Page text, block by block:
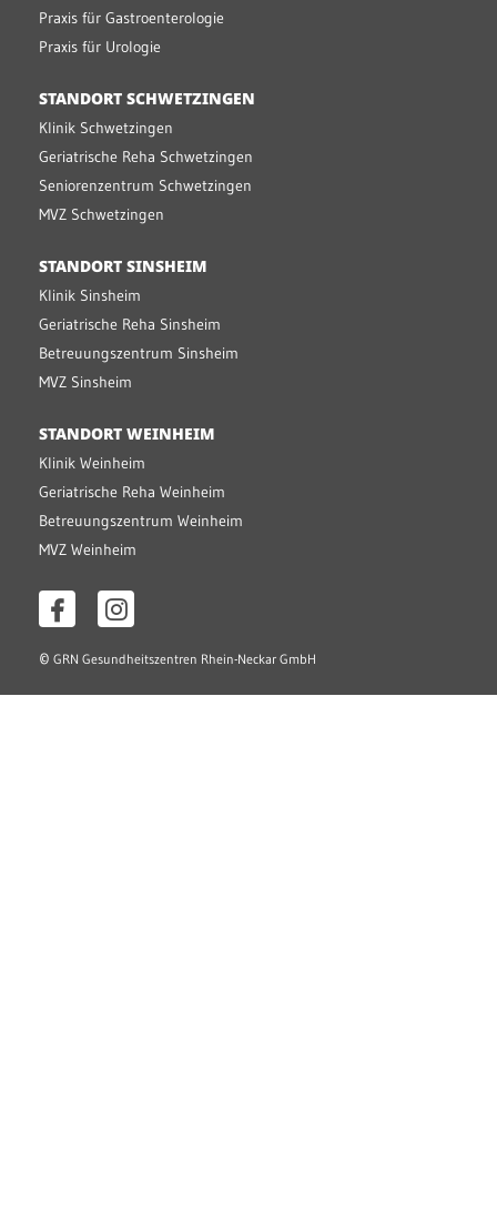
Praxis für Gastroenterologie
Praxis für Urologie
STANDORT SCHWETZINGEN
Klinik Schwetzingen
Geriatrische Reha Schwetzingen
Seniorenzentrum Schwetzingen
MVZ Schwetzingen
STANDORT SINSHEIM
Klinik Sinsheim
Geriatrische Reha Sinsheim
Betreuungszentrum Sinsheim
MVZ Sinsheim
STANDORT WEINHEIM
Klinik Weinheim
Geriatrische Reha Weinheim
Betreuungszentrum Weinheim
MVZ Weinheim
© GRN Gesundheitszentren Rhein-Neckar GmbH